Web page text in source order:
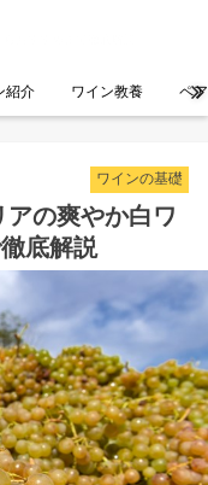
紹介 ワイン教養 ペ
おすすめまで徹底解説
ワインの基礎
の爽やか白ワ
底解説